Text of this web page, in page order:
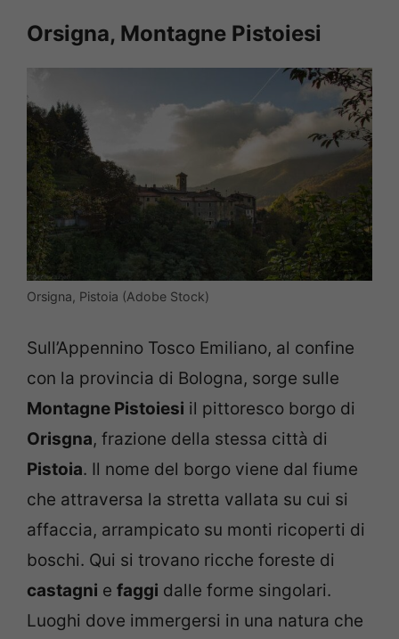
Orsigna, Montagne Pistoiesi
Orsigna, Pistoia (Adobe Stock)
Sull’Appennino Tosco Emiliano, al confine
con la provincia di Bologna, sorge sulle
Montagne Pistoiesi il pittoresco borgo di
Orisgna, frazione della stessa città di
Pistoia. Il nome del borgo viene dal fiume
che attraversa la stretta vallata su cui si
affaccia, arrampicato su monti ricoperti di
boschi. Qui si trovano ricche foreste di
castagni e faggi dalle forme singolari.
Luoghi dove immergersi in una natura che